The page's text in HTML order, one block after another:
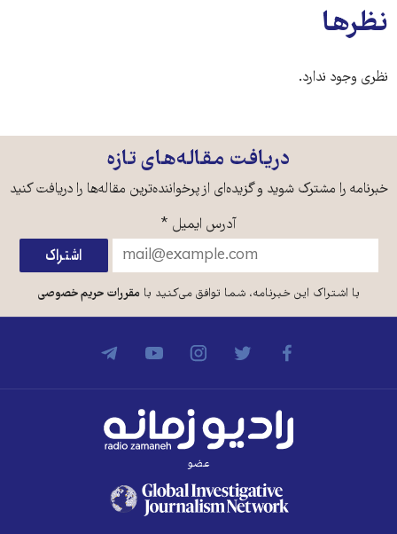
نظرها
نظری وجود ندارد.
دریافت مقاله‌های تازه
خبرنامه را مشترک شوید و گزیده‌ای از پرخواننده‌ترین مقاله‌ها را دریافت کنید
آدرس ایمیل *
با اشتراک این خبرنامه، شما توافق می‌کنید بامقررات حریم خصوصی
عضو